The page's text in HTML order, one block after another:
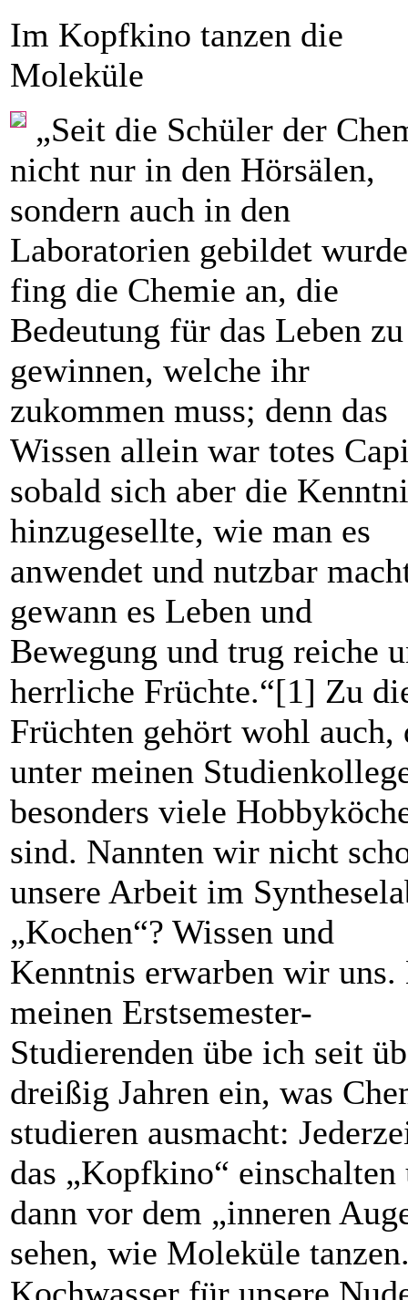
Im Kopfkino tanzen die
Moleküle
„Seit die Schüler der
nicht nur in den Hör­sälen,
sondern auch in den
Laboratorien gebildet
fing die Chemie an, die
Bedeutung für das Leben zu
gewinnen, welche ihr
zukommen muss; denn das
Wissen allein war totes
sobald sich aber die
hinzugesellte, wie man es
anwendet und nutzbar
gewann es Leben und
Bewegung und trug reiche
herrliche Früchte.“[1] Zu
Früchten gehört wohl auch,
unter meinen
besonders viele
sind. Nannten wir nicht
unsere Arbeit im
„Kochen“? Wissen und
Kenntnis erwarben wir
meinen Erstsemes­ter-
Studierenden übe ich seit
dreißig Jahren ein, was
studieren ausmacht:
das „Kopfkino“ einschalten
dann vor dem „inneren
sehen, wie Moleküle